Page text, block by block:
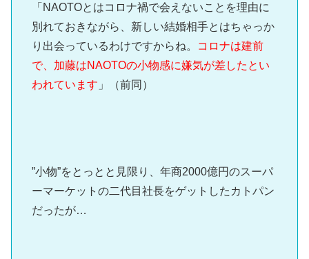
「NAOTOとはコロナ禍で会えないことを理由に
別れておきながら、新しい結婚相手とはちゃっか
り出会っているわけですからね。
コロナは建前
で、加藤はNAOTOの小物感に嫌気が差したとい
われています 」（前同）
”小物”をとっとと見限り、年商2000億円のスーパ
ーマーケットの二代目社長をゲットしたカトパン
だったが…